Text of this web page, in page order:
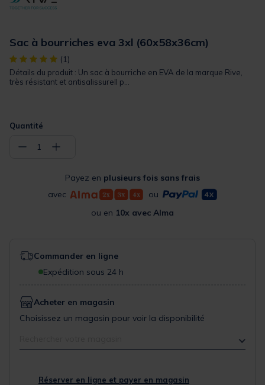
Sac à bourriches eva 3xl (60x58x36cm)
[object Object] out of 5 Customer Rating
(1)
Détails du produit : Un sac à bourriche en EVA de la marque Rive,
très résistant et antisalissureIl p...
Quantité
− 1 +
Payez en plusieurs fois sans frais
avec
ou
ou en 10x avec Alma
Commander en ligne
Expédition sous 24 h
Acheter en magasin
Choisissez un magasin pour voir la disponibilité
Réserver en ligne et payer en magasin